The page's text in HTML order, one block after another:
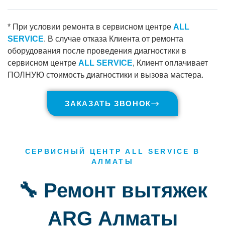
* При условии ремонта в сервисном центре ALL
SERVICE. В случае отказа Клиента от ремонта
оборудования после проведения диагностики в
сервисном центре ALL SERVICE, Клиент оплачивает
ПОЛНУЮ стоимость диагностики и вызова мастера.
ЗАКАЗАТЬ ЗВОНОК
СЕРВИСНЫЙ ЦЕНТР ALL SERVICE В
АЛМАТЫ
🔧 Ремонт вытяжек
ARG Алматы